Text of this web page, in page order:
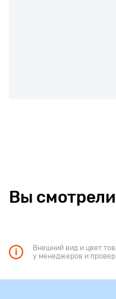
Вы смотрели
Внешний вид и цвет
у менеджеров и